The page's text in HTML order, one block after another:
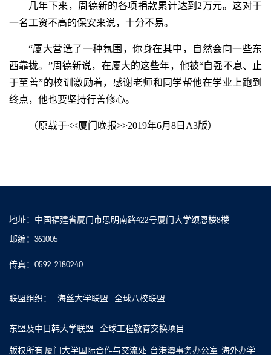
几年下来，周德新的各项捐款累计达到2万元。这对于
一名工资不高的保安来说，十分不易。
“厦大营造了一种氛围，你身在其中，自然会向一些东
西靠拢。”周德新说，在厦大的这些年，他被“自强不息、止
于至善”的校训激励着，感谢老师和同学帮他在学业上跑到
终点，他也要坚持行善修心。
（原载于<<厦门晚报>>2019年6月8日A3版）
地址：中国福建省厦门市思明南路422号厦门大学颂恩楼8楼
邮编：361005
传真：0592-2180240
联盟组织： 海丝大学联盟 全球八校联盟
东盟及中日韩大学联盟 全球工程教育交换项目
版权所有 厦门大学国际合作与交流处 台港澳事务办公室 海外办学